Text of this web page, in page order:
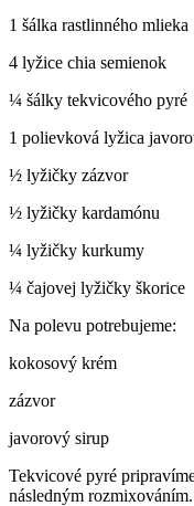
1 šálka rastlinného mlieka
4 lyžice chia semienok
¼ šálky tekvicového pyré
1 polievková lyžica
½ lyžičky zázvor
½ lyžičky kardamónu
¼ lyžičky kurkumy
¼ čajovej lyžičky škorice
Na polevu potrebujeme:
kokosový krém
zázvor
javorový sirup
Tekvicové pyré
následným rozmixováním.